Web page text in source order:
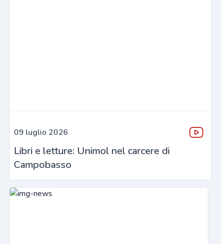
09 luglio 2026
Libri e letture: Unimol nel carcere di
Campobasso